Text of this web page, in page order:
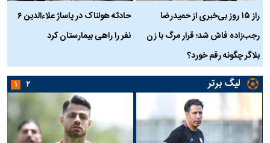
راز ۱۵ روز بی‌خبری از حمیدرضا
رجب‌زاده فاش شد؛ قرار مرگ با زن
بلاگر چگونه رقم خورد؟
حادثه هولناک در پاساژ علاءالدین ۶
نفر را راهی بیمارستان کرد
لیگ برتر ۱ ۲